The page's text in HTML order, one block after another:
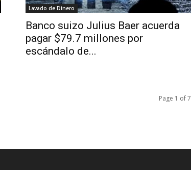
Lavado de Dinero
Banco suizo Julius Baer acuerda
pagar $79.7 millones por
escándalo de...
Page 1 of 7